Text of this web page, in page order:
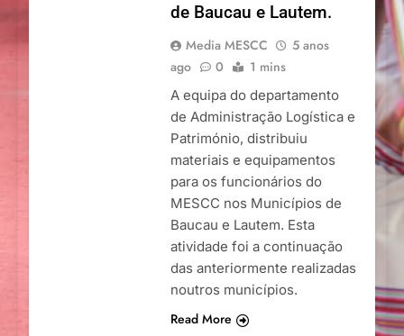
de Baucau e Lautem.
Media MESCC
5 anos
ago
0 1 mins
A equipa do departamento
de Administração Logística e
Património, distribuiu
materiais e equipamentos
para os funcionários do
MESCC nos Municípios de
Baucau e Lautem. Esta
atividade foi a continuação
das anteriormente realizadas
noutros municípios.
Read More